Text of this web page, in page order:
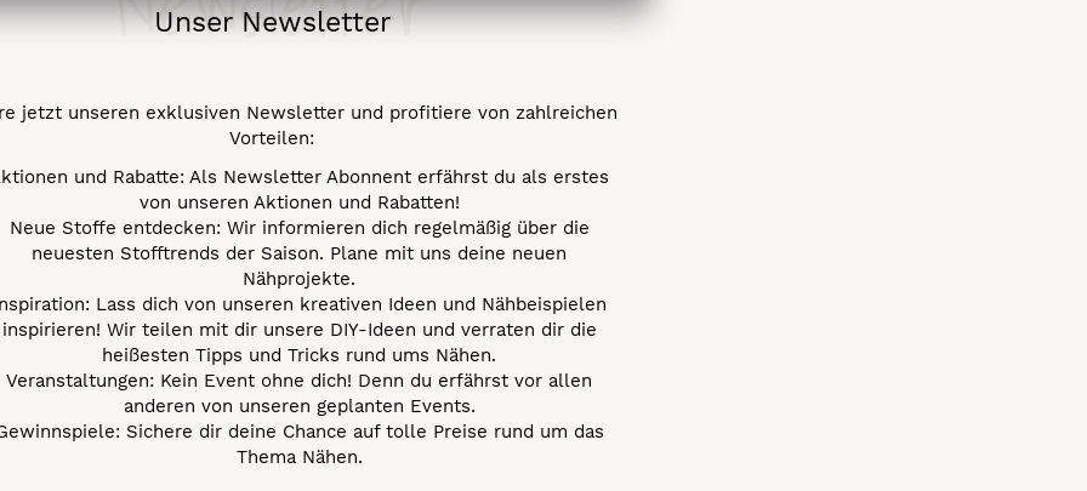
Unser Newsletter
jetzt unseren exklusiven Newsletter und profitiere von zahlreichen
Vorteilen:
und Rabatte: Als Newsletter Abonnent erfährst du als erstes
von unseren Aktionen und Rabatten!
Neue Stoffe entdecken: Wir informieren dich regelmäßig über die
neuesten Stofftrends der Saison. Plane mit uns deine neuen
Nähprojekte.
Lass dich von unseren kreativen Ideen und Nähbeispielen
inspirieren! Wir teilen mit dir unsere DIY-Ideen und verraten dir die
heißesten Tipps und Tricks rund ums Nähen.
Veranstaltungen: Kein Event ohne dich! Denn du erfährst vor allen
anderen von unseren geplanten Events.
Sichere dir deine Chance auf tolle Preise rund um das
Thema Nähen.